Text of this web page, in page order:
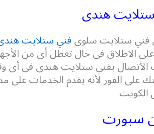
هندى
ستلايت سلوىفني ستلايت
الاطلاق فى حال تعطل أى من
الأتصال بفني ستلايت هندى فى أى
الكويت
سبورت